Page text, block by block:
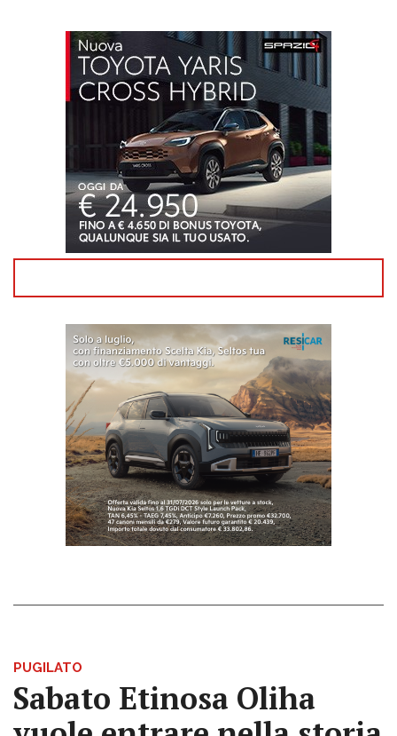
PUGILATO
Sabato Etinosa Oliha